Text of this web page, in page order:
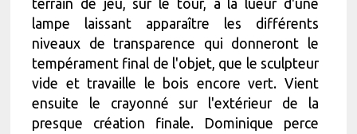
terrain de jeu, sur le tour, à la lueur d'une
lampe laissant apparaître les différents
niveaux de transparence qui donneront le
tempérament final de l'objet, que le sculpteur
vide et travaille le bois encore vert. Vient
ensuite le crayonné sur l'extérieur de la
presque création finale. Dominique perce